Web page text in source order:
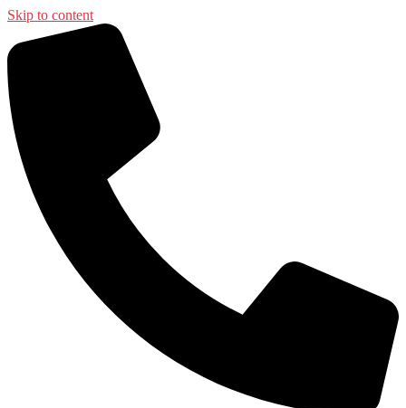
Skip to content